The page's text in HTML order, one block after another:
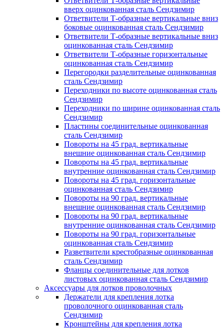
вверх оцинкованная сталь Сендзимир
Ответвители Т-образные вертикальные вниз
боковые оцинкованная сталь Сендзимир
Ответвители Т-образные вертикальные вниз
оцинкованная сталь Сендзимир
Ответвители Т-образные горизонтальные
оцинкованная сталь Сендзимир
Перегородки разделительные оцинкованная
сталь Сендзимир
Переходники по высоте оцинкованная сталь
Сендзимир
Переходники по ширине оцинкованная сталь
Сендзимир
Пластины соединительные оцинкованная
сталь Сендзимир
Повороты на 45 град. вертикальные
внешние оцинкованная сталь Сендзимир
Повороты на 45 град. вертикальные
внутренние оцинкованная сталь Сендзимир
Повороты на 45 град. горизонтальные
оцинкованная сталь Сендзимир
Повороты на 90 град. вертикальные
внешние оцинкованная сталь Сендзимир
Повороты на 90 град. вертикальные
внутренние оцинкованная сталь Сендзимир
Повороты на 90 град. горизонтальные
оцинкованная сталь Сендзимир
Разветвители крестобразные оцинкованная
сталь Сендзимир
Фланцы соединительные для лотков
листовых оцинкованная сталь Сендзимир
Аксессуары для лотков проволочных
Держатели для крепления лотка
проволочного оцинкованная сталь
Сендзимир
Кронштейны для крепления лотка